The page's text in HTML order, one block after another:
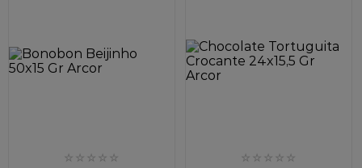
☆ ☆ ☆ ☆ ☆ ☆ ☆ ☆ ☆ ☆